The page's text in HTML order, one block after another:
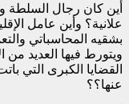
أين كان رجال السلطة
علانية؟ وأين عامل
بشقيه المحاسباتي
ويتورط فيها العديد من
القضايا الكبرى التي
عنها؟؟